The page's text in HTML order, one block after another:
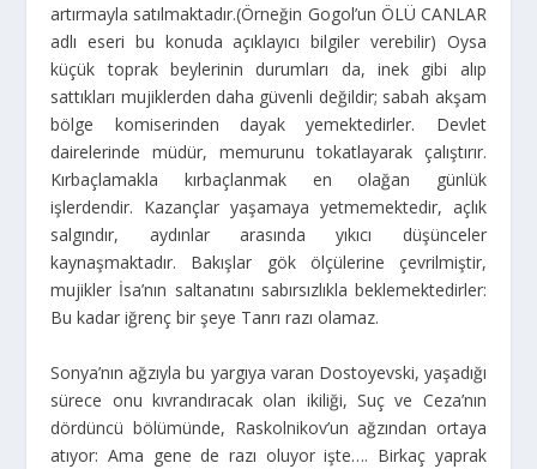
artırmayla satılmaktadır.(Örneğin Gogol’un ÖLÜ CANLAR
adlı eseri bu konuda açıklayıcı bilgiler verebilir) Oysa
küçük toprak beylerinin durumları da, inek gibi alıp
sattıkları mujiklerden daha güvenli değildir; sabah akşam
bölge komiserinden dayak yemektedirler. Devlet
dairelerinde müdür, memurunu tokatlayarak çalıştırır.
Kırbaçlamakla kırbaçlanmak en olağan günlük
işlerdendir. Kazançlar yaşamaya yetmemektedir, açlık
salgındır, aydınlar arasında yıkıcı düşünceler
kaynaşmaktadır. Bakışlar gök ölçülerine çevrilmiştir,
mujikler İsa’nın saltanatını sabırsızlıkla beklemektedirler:
Bu kadar iğrenç bir şeye Tanrı razı olamaz.
Sonya’nın ağzıyla bu yargıya varan Dostoyevski, yaşadığı
sürece onu kıvrandıracak olan ikiliği, Suç ve Ceza’nın
dördüncü bölümünde, Raskolnikov’un ağzından ortaya
atıyor: Ama gene de razı oluyor işte…. Birkaç yaprak